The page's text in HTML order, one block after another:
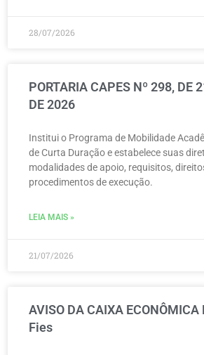
28/07/2026
PORTARIA CAPES Nº 298, DE
DE 2026
Institui o Programa de Mobilidade
de Curta Duração e estabelece suas
modalidades de apoio, requisitos,
procedimentos de execução.
LEIA MAIS »
21/07/2026
AVISO DA CAIXA ECONÔMICA
Fies